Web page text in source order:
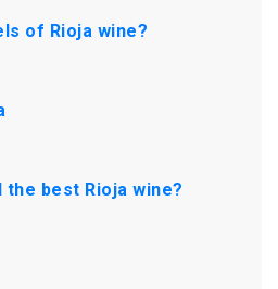
of Rioja wine?
best Rioja wine?